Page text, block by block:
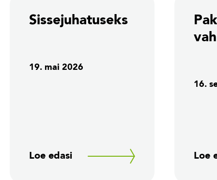
Sissejuhatuseks
19. mai 2026
Loe edasi
16.
Loe